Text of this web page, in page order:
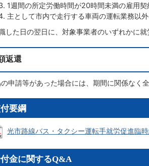
1週間の所定労働時間が20時間未満の雇用契
主として市内で走行する車両の運転業務以
した日の翌日に、対象事業者のいずれかに就
返還
の申請等があった場合には、期間に関係なく
要綱
光市路線バス・タクシー運転手就労促進臨
金に関するQ&A